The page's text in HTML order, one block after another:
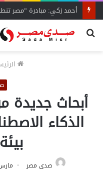
أحمد زكي: مبادرة “مصر
بحث
أبحاث
الذكاء
صدى مصر مارس 25,